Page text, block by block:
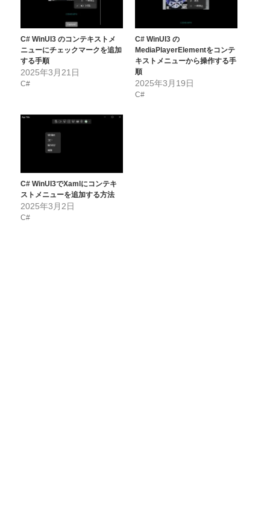
C# WinUI3 のコンテキストメ
ニューにチェックマークを追加
する手順
2025年3月21日
C#
C# WinUI3 の
MediaPlayerElementをコンテ
キストメニューから操作する手
順
2025年3月19日
C#
C# WinUI3でXamlにコンテキ
ストメニューを追加する方法
2025年3月2日
C#